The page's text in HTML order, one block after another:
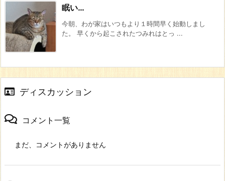
眠い…
今朝、わが家はいつもより１時間早く始動しまし
た。 早くから起こされたつみれはとっ ...
ディスカッション
コメント一覧
まだ、コメントがありません